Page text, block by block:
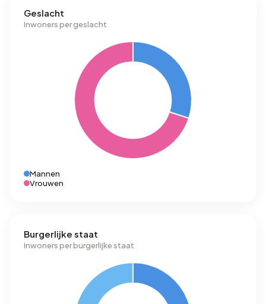
Geslacht
Inwoners per geslacht
Mannen
Vrouwen
Burgerlijke staat
Inwoners per burgerlijke staat